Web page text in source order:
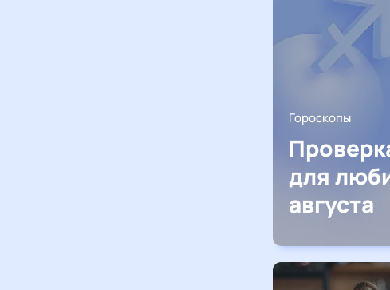
Гороскопы
для
августа